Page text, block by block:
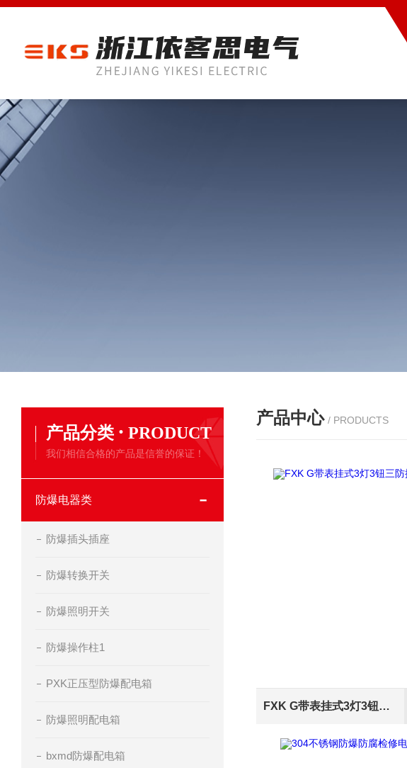
产品分类 · PRODUCT
我们相信合格的产品是信誉的保证！
防爆电器类
防爆插头插座
防爆转换开关
防爆照明开关
防爆操作柱1
PXK正压型防爆配电箱
防爆照明配电箱
bxmd防爆配电箱
产品中心 / PRODUCTS
FXK G带表挂式3灯3钮三防操作箱电器*